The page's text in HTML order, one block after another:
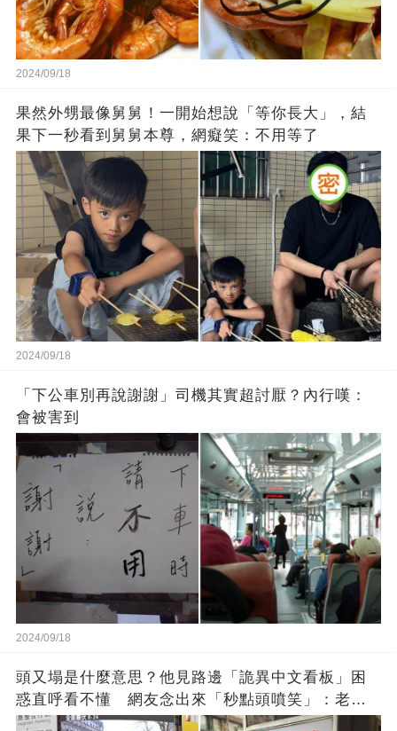
2024/09/18
果然外甥最像舅舅！一開始想說「等你長大」，結
果下一秒看到舅舅本尊，網癡笑：不用等了
2024/09/18
「下公車別再說謝謝」司機其實超討厭？內行嘆：
會被害到
2024/09/18
頭又塌是什麼意思？他見路邊「詭異中文看板」困
惑直呼看不懂 網友念出來「秒點頭噴笑」：老一
輩的智慧